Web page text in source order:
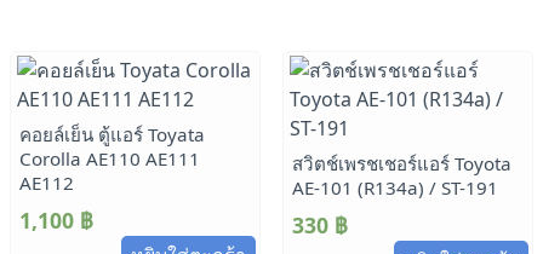
คอยล์เย็น ตู้แอร์ Toyata
Corolla AE110 AE111
AE112
1,100 ฿
สวิตช์เพรชเชอร์แอร์ Toyota
AE-101 (R134a) / ST-191
330 ฿